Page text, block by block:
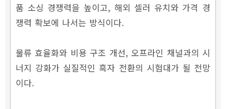
품 소싱 경쟁력을 높이고, 해외 셀러 유치와 가격 경
쟁력 확보에 나서는 방식이다.
물류 효율화와 비용 구조 개선, 오프라인 채널과의 시
너지 강화가 실질적인 흑자 전환의 시험대가 될 전망
이다.